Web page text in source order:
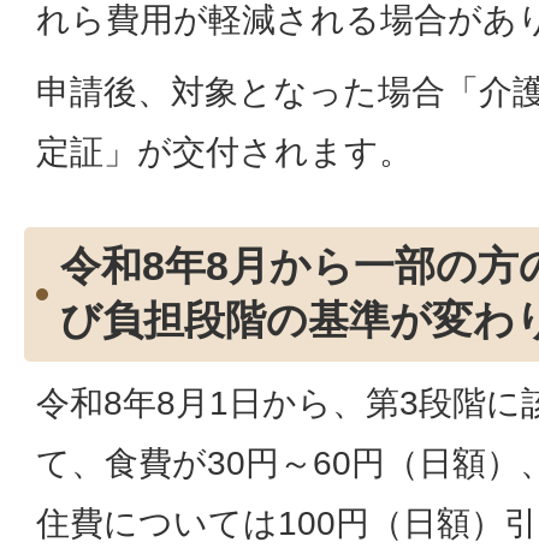
れら費用が軽減される場合があ
申請後、対象となった場合「介
定証」が交付されます。
令和8年8月から一部の方
び負担段階の基準が変わ
令和8年8月1日から、第3段階に
て、食費が30円～60円（日額）
住費については100円（日額）